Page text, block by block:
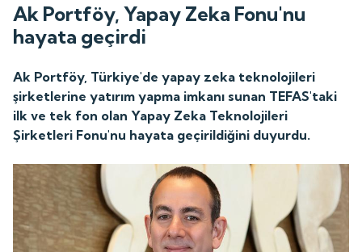
Ak Portföy, Yapay Zeka Fonu'nu
hayata geçirdi
Ak Portföy, Türkiye'de yapay zeka teknolojileri
şirketlerine yatırım yapma imkanı sunan TEFAS'taki
ilk ve tek fon olan Yapay Zeka Teknolojileri
Şirketleri Fonu'nu hayata geçirildiğini duyurdu.